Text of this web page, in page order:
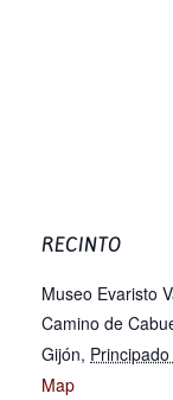
RECINTO
Museo Evaristo
Camino de
Gijón,
Map